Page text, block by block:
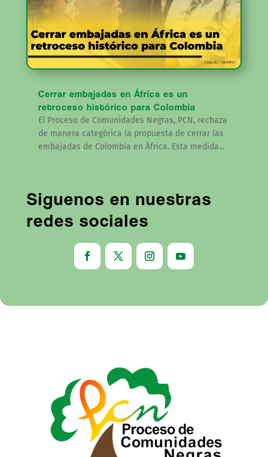
Cerrar embajadas en África es un
retroceso histórico para Colombia
El Proceso de Comunidades Negras, PCN, rechaza
de manera categórica la propuesta de cerrar las
embajadas de Colombia en África. Esta medida...
Siguenos en nuestras
redes sociales